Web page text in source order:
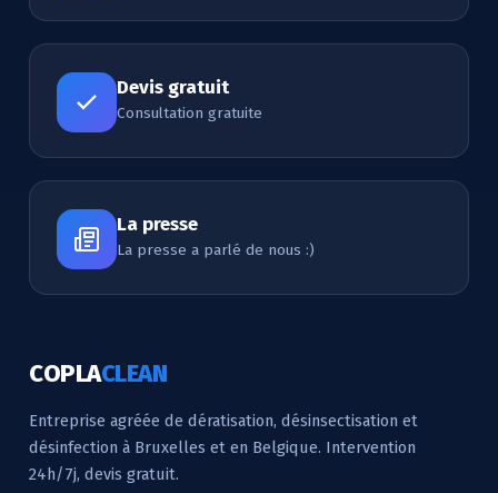
Devis gratuit
Consultation gratuite
La presse
La presse a parlé de nous :)
COPLACLEAN
Entreprise agréée de dératisation, désinsectisation et
désinfection à Bruxelles et en Belgique. Intervention
24h/7j, devis gratuit.